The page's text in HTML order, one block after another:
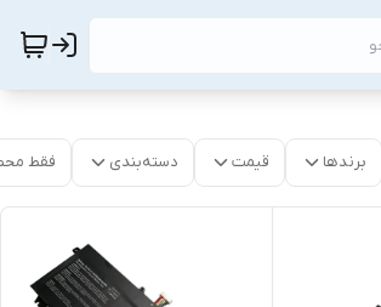
برندها قیمت دسته‌بندی فقط